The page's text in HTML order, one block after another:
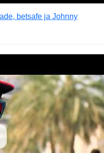
betsafe ja Johnny